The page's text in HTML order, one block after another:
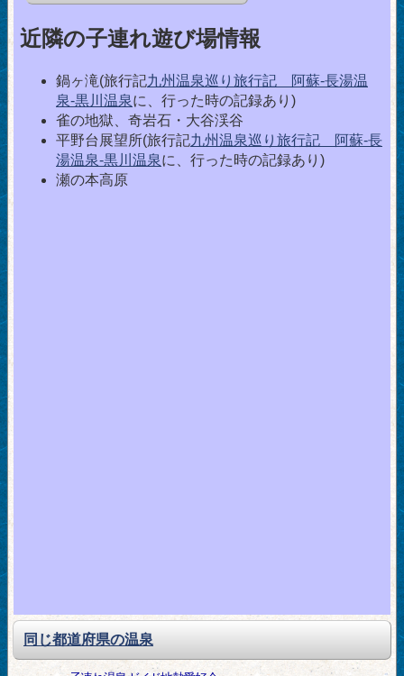
近隣の子連れ遊び場情報
鍋ヶ滝(旅行記九州温泉巡り旅行記 阿蘇-長湯温
泉-黒川温泉に、行った時の記録あり)
雀の地獄、奇岩石・大谷渓谷
平野台展望所(旅行記九州温泉巡り旅行記 阿蘇-長
湯温泉-黒川温泉に、行った時の記録あり)
瀬の本高原
同じ都道府県の温泉